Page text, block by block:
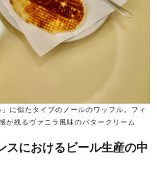
に似たタイプのノールのワッフル。フィ
が残るヴァニラ風味のバタークリーム
スにおけるビール生産の中